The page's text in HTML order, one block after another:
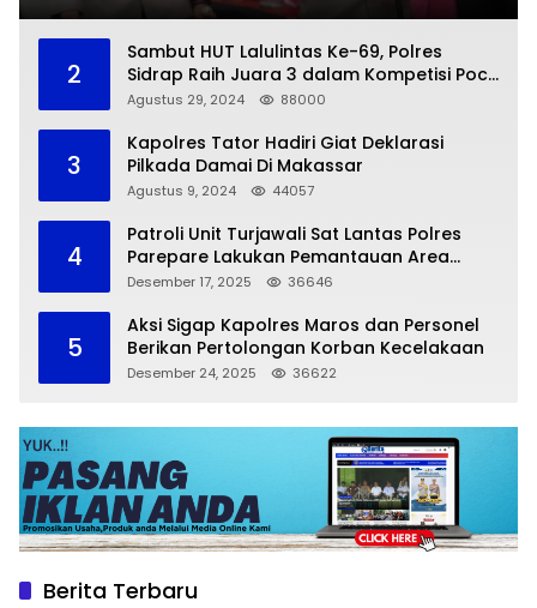
2
Sambut HUT Lalulintas Ke-69, Polres
Sidrap Raih Juara 3 dalam Kompetisi Pocil
Zona 5
Agustus 29, 2024 88000
3
Kapolres Tator Hadiri Giat Deklarasi
Pilkada Damai Di Makassar
Agustus 9, 2024 44057
4
Patroli Unit Turjawali Sat Lantas Polres
Parepare Lakukan Pemantauan Area
Larangan Parkir
Desember 17, 2025 36646
5
Aksi Sigap Kapolres Maros dan Personel
Berikan Pertolongan Korban Kecelakaan
Desember 24, 2025 36622
Berita Terbaru